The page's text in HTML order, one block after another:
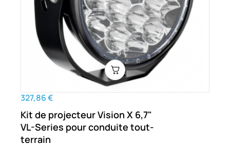
327,86 €
Kit de projecteur Vision X 6,7"
VL-Series pour conduite tout-
terrain